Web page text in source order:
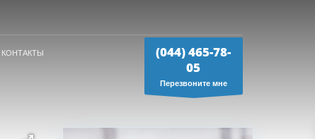
КОНТАКТЫ
(044) 465-78-
05
Перезвоните мне